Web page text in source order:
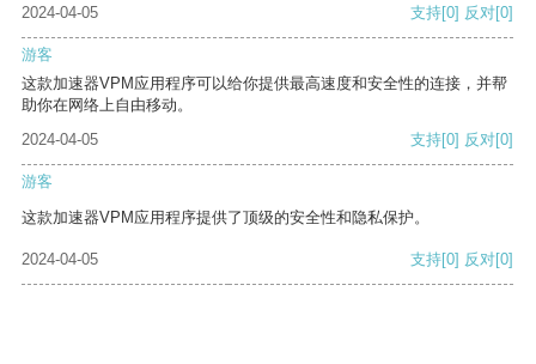
2024-04-05
支持[0] 反对[0]
游客
这款加速器VPM应用程序可以给你提供最高速度和安全性的连接，并帮
助你在网络上自由移动。
2024-04-05
支持[0] 反对[0]
游客
这款加速器VPM应用程序提供了顶级的安全性和隐私保护。
2024-04-05 支持[0] 反对[0]